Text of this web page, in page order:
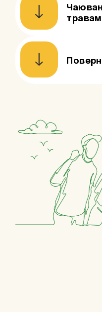
Трохи руху,
Навіть якщо
тут це не має
Спокійне
Теплий чай,
побачимось”.
іншим — і це
результат